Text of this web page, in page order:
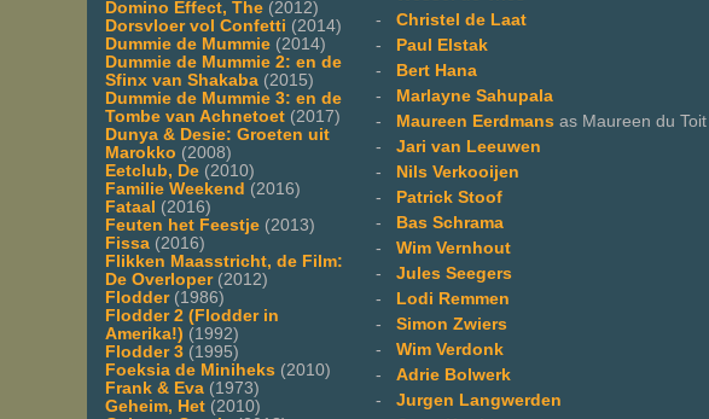
Domino Effect, The (2012)
Dorsvloer vol Confetti (2014)
Dummie de Mummie (2014)
Dummie de Mummie 2: en de
Sfinx van Shakaba (2015)
Dummie de Mummie 3: en de
Tombe van Achnetoet (2017)
Dunya & Desie: Groeten uit
Marokko (2008)
Eetclub, De (2010)
Familie Weekend (2016)
Fataal (2016)
Feuten het Feestje (2013)
Fissa (2016)
Flikken Maasstricht, de Film:
De Overloper(2012)
Flodder(1986)
Flodder 2 (Flodder in
Amerika!) (1992)
Flodder 3 (1995)
Foeksia de Miniheks (2010)
Frank & Eva (1973)
Geheim, Het (2010)
- Christel de Laat
-
Paul Elstak
-
Bert Hana
-
Marlayne Sahupala
-
Maureen Eerdmans as Maureen du Toit
- Jari van Leeuwen
-
Nils Verkooijen
-
Patrick Stoof
-
Bas Schrama
- Wim Vernhout
- Jules Seegers
-
Lodi Remmen
- Simon Zwiers
- Wim Verdonk
- Adrie Bolwerk
- Jurgen Langwerden